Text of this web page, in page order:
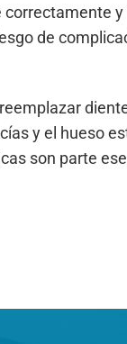
de
y el hueso
son parte